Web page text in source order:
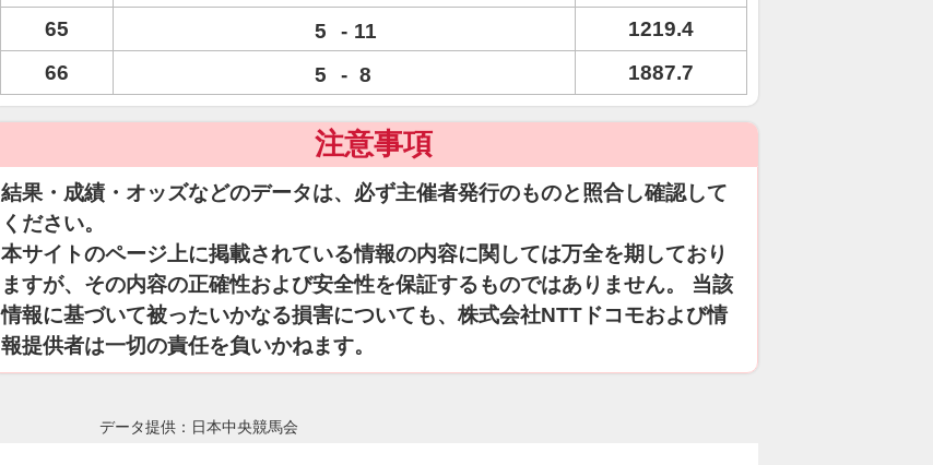
65
5 - 11
1219.4
66
5 - 8 1887.7
注意事項
結果・成績・オッズなどのデータは、必ず主催者発行のものと照合し確認して
ください。
本サイトのページ上に掲載されている情報の内容に関しては万全を期しており
ますが、その内容の正確性および安全性を保証するものではありません。 当該
情報に基づいて被ったいかなる損害についても、株式会社NTTドコモおよび情
報提供者は一切の責任を負いかねます。
データ提供：日本中央競馬会